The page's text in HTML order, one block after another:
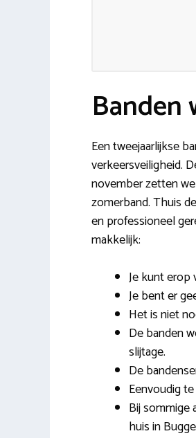
Banden
Een tweejaarlijkse
verkeersveiligheid.
november zetten
zomerband. Thuis
en professioneel
makkelijk:
Je kunt erop
Je bent er
Het is niet
De banden
slijtage.
De
Eenvoudig
Bij sommige
huis in